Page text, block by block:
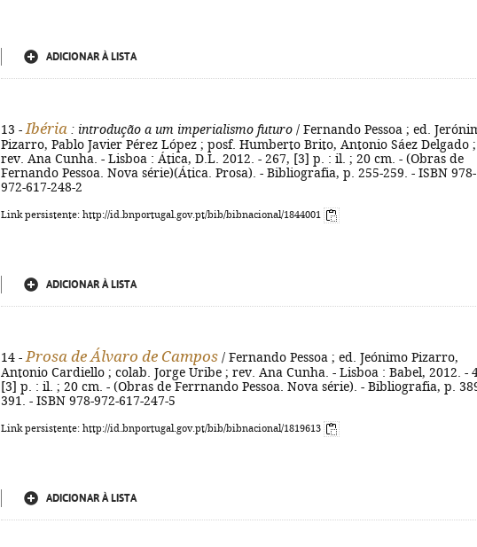
ADICIONAR À LISTA
13 - Ibéria : introdução a um imperialismo futuro / Fernando Pessoa ; ed.
Pizarro, Pablo Javier Pérez López ; posf. Humberto Brito, Antonio Sáez Delgado ;
rev. Ana Cunha. - Lisboa : Ática, D.L. 2012. - 267, [3] p. : il. ; 20 cm. - (Obras de
Fernando Pessoa. Nova série)(Ática. Prosa). - Bibliografia, p. 255-259. - ISBN 978-
972-617-248-2
Link persistente: http://id.bnportugal.gov.pt/bib/bibnacional/1844001
ADICIONAR À LISTA
14 - Prosa de Álvaro de Campos / Fernando Pessoa ; ed. Jeónimo Pizarro,
Antonio Cardiello ; colab. Jorge Uribe ; rev. Ana Cunha. - Lisboa : Babel, 2012. -
[3] p. : il. ; 20 cm. - (Obras de Ferrnando Pessoa. Nova série). - Bibliografia, p.
391. - ISBN 978-972-617-247-5
Link persistente: http://id.bnportugal.gov.pt/bib/bibnacional/1819613
ADICIONAR À LISTA